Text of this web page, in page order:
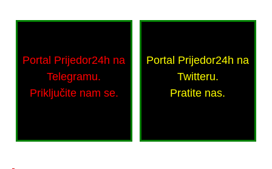
Portal Prijedor24h na
Telegramu.
Priključite nam se.
Portal Prijedor24h na
Twitteru.
Pratite nas.